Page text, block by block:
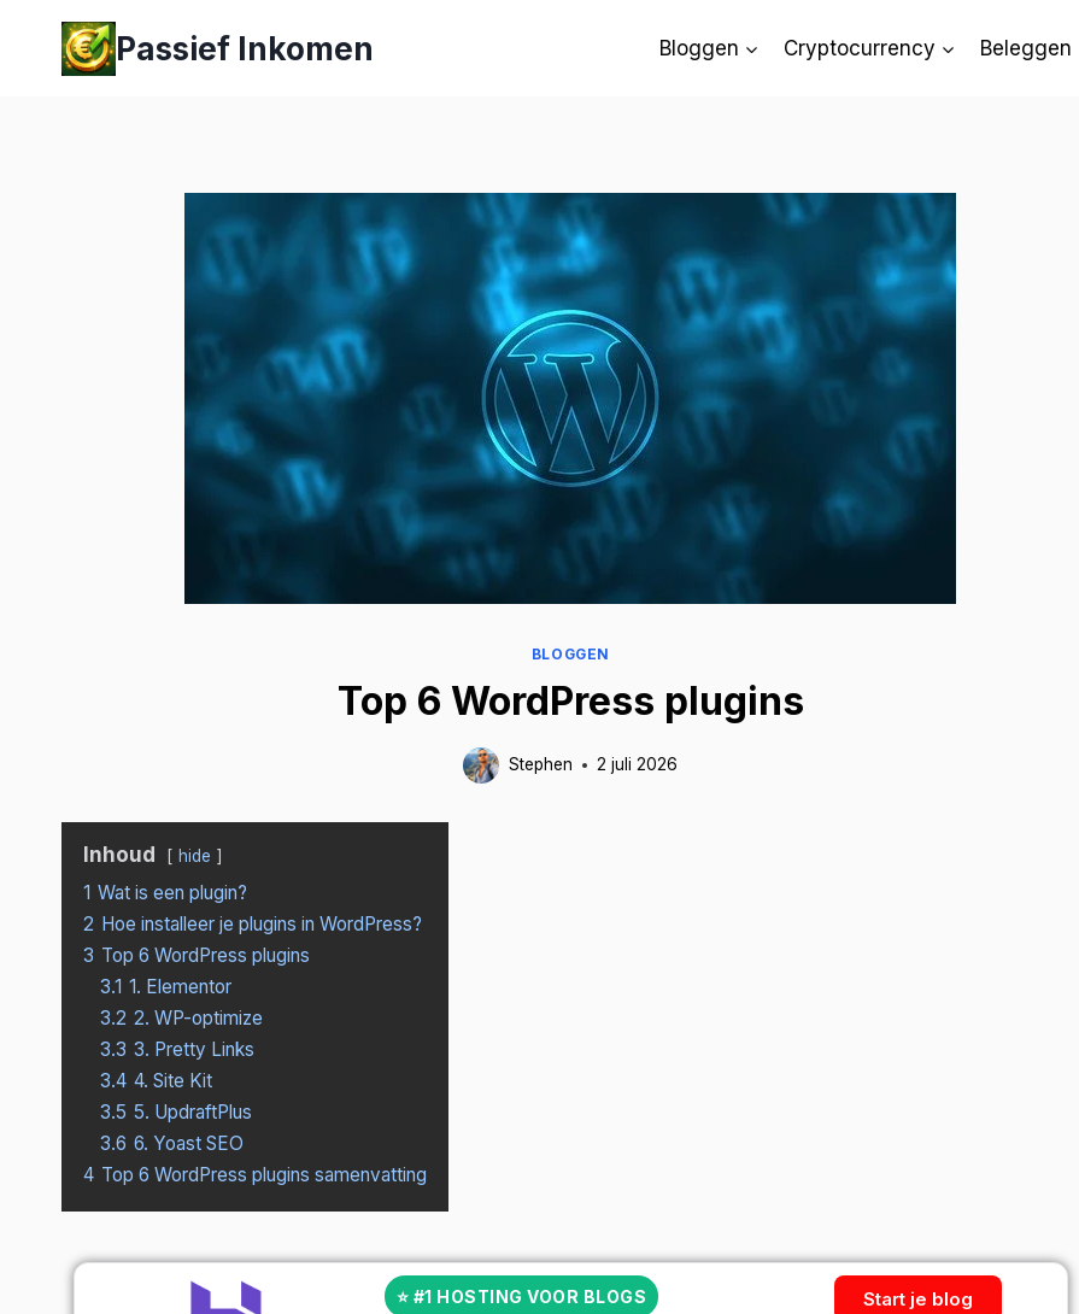
Passief Inkomen Bloggen Cryptocurrency Beleggen
BLOGGEN
Top 6 WordPress plugins
Stephen 2 juli 2026
Inhoud hide
1 Wat is een plugin?
2 Hoe installeer je plugins in WordPress?
3 Top 6 WordPress plugins
3.1 1. Elementor
3.2 2. WP-optimize
3.3 3. Pretty Links
3.4 4. Site Kit
3.5 5. UpdraftPlus
3.6 6. Yoast SEO
4 Top 6 WordPress plugins samenvatting
⭐ #1 HOSTING VOOR BLOGS Start je blog